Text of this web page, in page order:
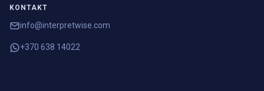
KONTAKT
info@interpretwise.com
+370 638 14022